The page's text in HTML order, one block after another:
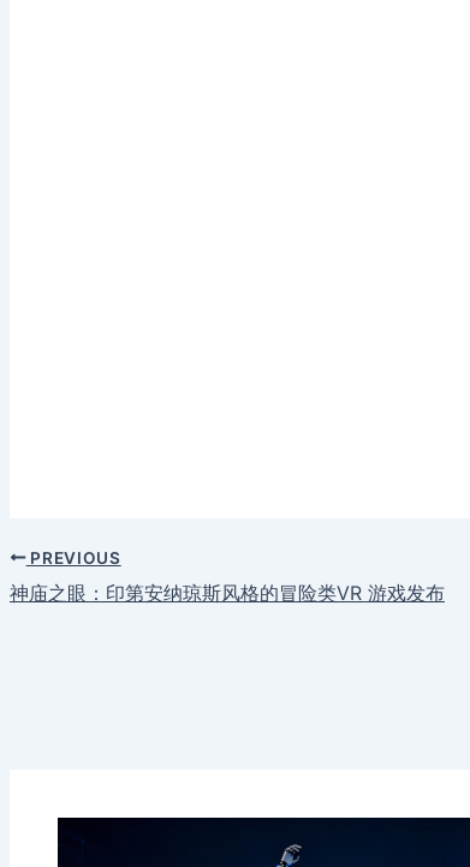
PREVIOUS
神庙之眼：印第安纳琼斯风格的冒险类VR 游戏发布